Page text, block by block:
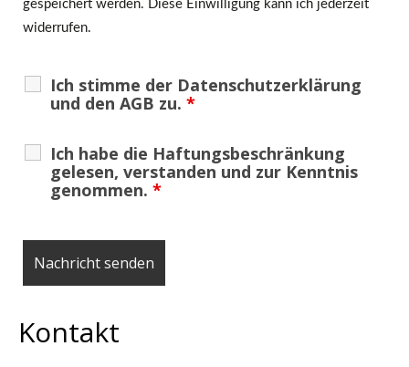
gespeichert werden. Diese Einwilligung kann ich jederzeit
widerrufen.
Ich stimme der Datenschutzerklärung
und den AGB zu. *
Ich habe die Haftungsbeschränkung
gelesen, verstanden und zur Kenntnis
genommen. *
Kontakt